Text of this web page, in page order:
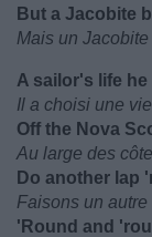
But a Jacobite
Mais un
A sailor's life he
Il a choisi une
Off the Nova
Au large des
Do another lap
Faisons un
'Round and